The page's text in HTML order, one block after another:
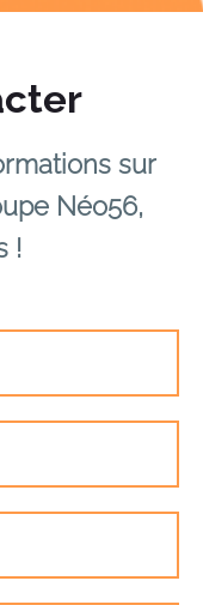
sur
Néo56,
!